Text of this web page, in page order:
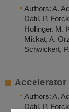
Authors: A.
Dahl, P.
Hollinger, M.
Mickat, A.
Schwickert,
Accelerator
Authors: A.
Dahl, P.